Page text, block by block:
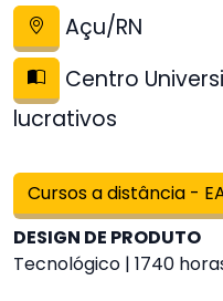
Açu/RN
Centro
lucrativos
Cursos a distância -
DESIGN DE PRODUTO
Tecnológico | 1740